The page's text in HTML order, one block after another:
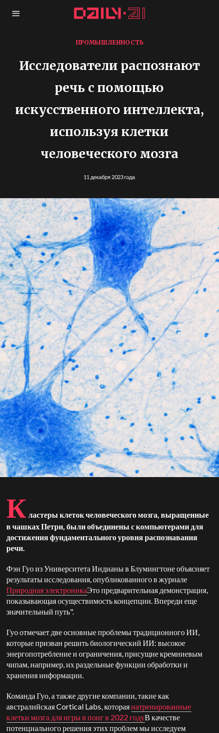
ПРОМЫШЛЕННОСТЬ
Исследователи распознают
речь с помощью
искусственного интеллекта,
используя клетки
человеческого мозга
11 декабря 2023 года
К ластеры клеток человеческого мозга, выращенные
в чашках Петри, были объединены с компьютерами для
достижения фундаментального уровня распознавания
речи.
Фэн Гуо из Университета Индианы в Блумингтоне объясняет
результаты исследования, опубликованного в журнале
Природная электроникаЭто предварительная демонстрация,
показывающая осуществимость концепции.Впереди еще
значительный путь".
Гуо отмечает две основные проблемы традиционного ИИ,
которые призван решить биологический ИИ: высокое
энергопотребление и ограничения, присущие кремниевым
чипам, например, их раздельные функции обработки и
хранения информации.
Команда Гуо, а также другие компании, такие как
австралийская Cortical Labs, котораянатренированные
клетки мозга для игры в понг в 2022 годуВ качестве
потенциального решения этих проблем мы исследуем